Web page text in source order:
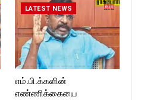
LATEST NEWS
எம்.பி.க்களின்
எண்ணிக்கையை